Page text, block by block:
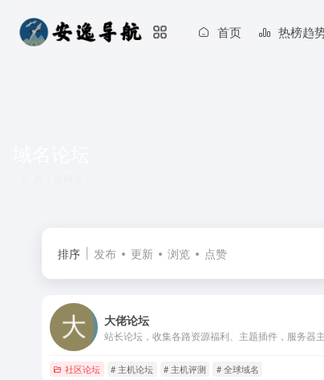
首页 热榜趋
排序 发布 更新 浏览 点赞
大佬论坛
社区论坛 # 主机论坛 # 主机评测 # 全球域名